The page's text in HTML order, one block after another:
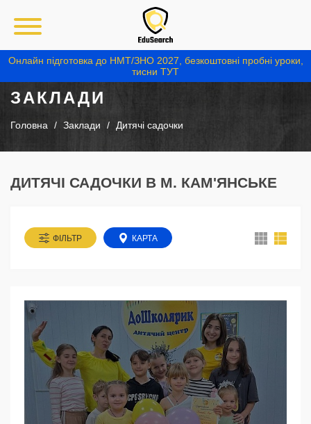
Онлайн підготовка до НМТ/ЗНО 2027, безкоштовні пробні уроки,
тисни ТУТ
ЗАКЛАДИ
Головна Заклади Дитячі садочки
ДИТЯЧІ САДОЧКИ В М. КАМ'ЯНСЬКЕ
ФІЛЬТР КАРТА